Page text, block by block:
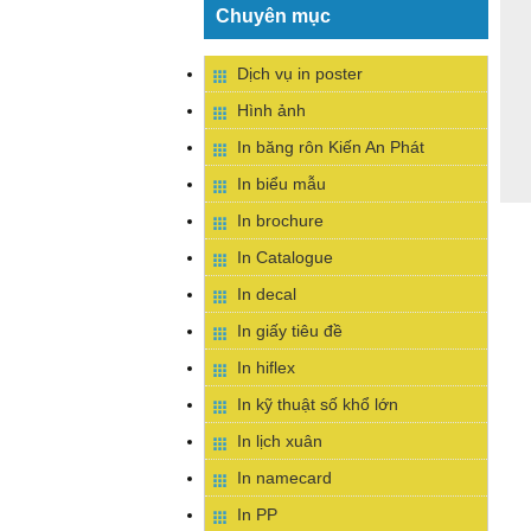
Chuyên mục
Dịch vụ in poster
Hình ảnh
In băng rôn Kiến An Phát
In biểu mẫu
In brochure
In Catalogue
In decal
In giấy tiêu đề
In hiflex
In kỹ thuật số khổ lớn
In lịch xuân
In namecard
In PP